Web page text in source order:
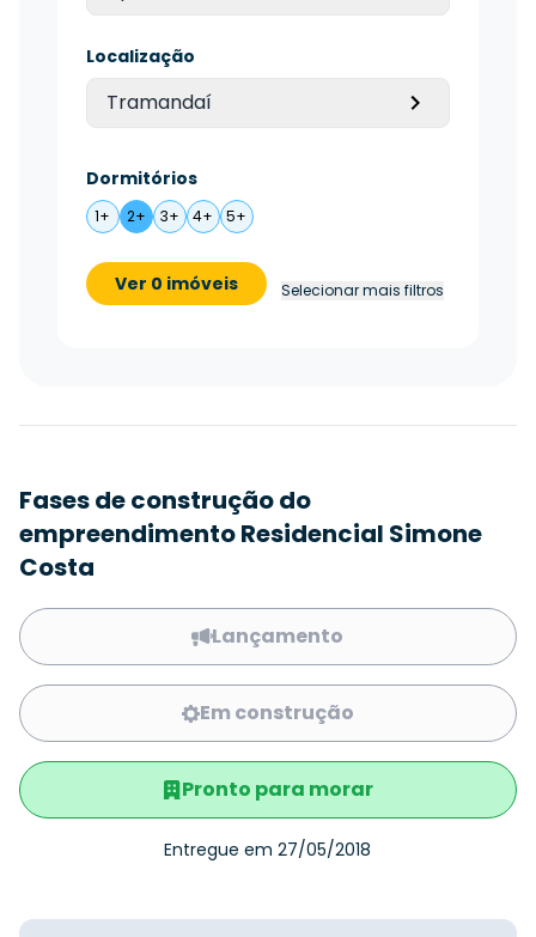
Localização
Tramandaí
Dormitórios
1+ 2+ 3+ 4+ 5+
Ver 0 imóveis Selecionar mais filtros
Fases de construção do
empreendimento Residencial Simone
Costa
Lançamento
Em construção
Pronto para morar
Entregue em 27/05/2018